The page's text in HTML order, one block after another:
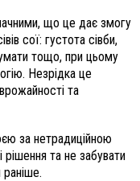
що це дає змогу
сої: густота сівби,
тощо, при цьому
Незрідка це
та
за нетрадиційною
рішення та не забувати